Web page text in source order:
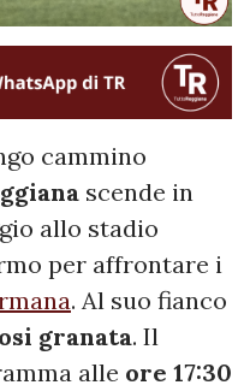
cammino
scende in
allo stadio
per affrontare i
. Al suo fianco
granata. Il
alle ore 17:30